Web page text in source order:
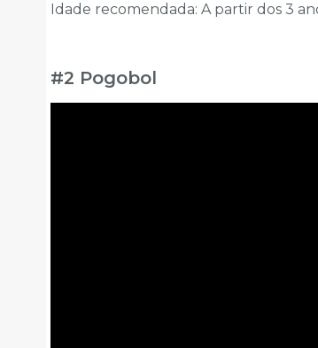
Idade recomendada: A partir dos 3
#2 Pogobol